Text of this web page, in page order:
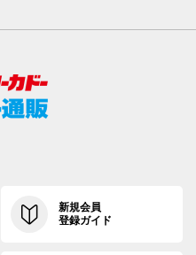
新規会員
登録ガイド